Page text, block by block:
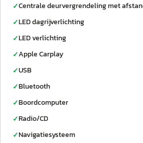
✓Centrale deurvergrendeling met
✓LED dagrijverlichting
✓LED verlichting
✓Apple Carplay
✓USB
✓Bluetooth
✓Boordcomputer
✓Radio/CD
✓Navigatiesysteem